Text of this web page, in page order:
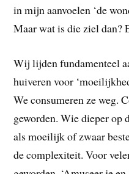
in mijn aanvoelen ‘de
Maar wat is die ziel dan?
Wij lijden fundamenteel
huiveren voor
We consumeren ze weg.
geworden. Wie dieper op
als moeilijk of zwaar
de complexiteit. Voor